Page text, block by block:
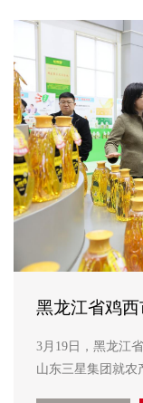
黑龙江省鸡
3月19日，黑龙江
山东三星集团就农